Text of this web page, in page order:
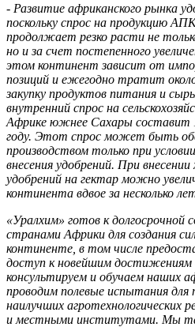
- Развитие африканского рынка
поскольку спрос на продукцию
продолжает резко расти не
но и за счет постепенного
этом континент зависит от
позиций и ежегодно тратит
закупку продуктов питания и
внутренний спрос на
Африке южнее Сахары составит
году. Этот спрос может быть
производством только при
внесения удобрений. При
удобрений на гектар можно
континента вдвое за несколько
«Уралхим» готов к долгосрочной
странами Африки для создания
континенте, в том числе
доступ к новейшим
консультируем и обучаем наших
проводим полевые испытания для
наилучших агротехнологических
и местными институтами. Мы